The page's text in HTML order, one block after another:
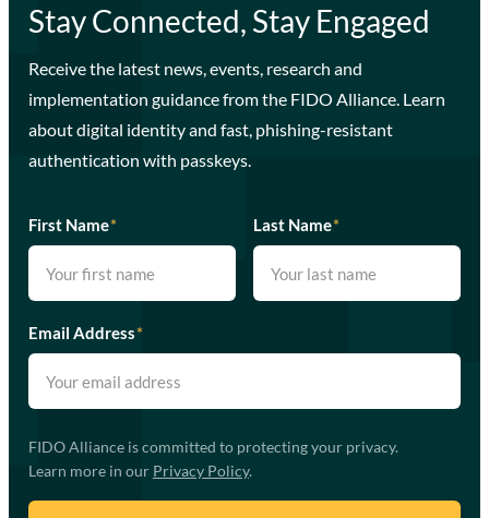
Stay Connected, Stay Engaged
Receive the latest news, events, research and
implementation guidance from the FIDO Alliance. Learn
about digital identity and fast, phishing-resistant
authentication with passkeys.
First Name* Last Name*
Email Address*
FIDO Alliance is committed to protecting your privacy.
Learn more in our Privacy Policy.